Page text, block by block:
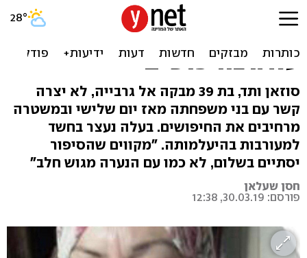
חשש כבד לחיי תושבת
המשולש: המשטרה מבקשת
עזרה בחיפושים
סוזאן ותד, בת 39 מבקה אל גרבייה, לא יצרה
קשר עם בני משפחתה מאז יום שלישי ובמשטרה
מרחיבים את החיפושים. בעלה נעצר בחשד
למעורבות בהיעלמותה. "מקווים שהסיפור
יסתיים בשלום, לא כמו עם הנערה מגוש חלב"
חסן שעלאן
פורסם: 30.03.19, 12:38